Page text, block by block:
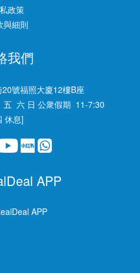
政策
與細則
我們
號福照大廈12樓B座
五 六 日 公衆假期 11-7:30
休息]
APP